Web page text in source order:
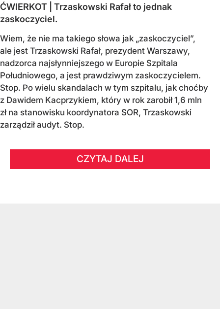
ĆWIERKOT | Trzaskowski Rafał to jednak
zaskoczyciel.
Wiem, że nie ma takiego słowa jak „zaskoczyciel”,
ale jest Trzaskowski Rafał, prezydent Warszawy,
nadzorca najsłynniejszego w Europie Szpitala
Południowego, a jest prawdziwym zaskoczycielem.
Stop. Po wielu skandalach w tym szpitalu, jak choćby
z Dawidem Kacprzykiem, który w rok zarobił 1,6 mln
zł na stanowisku koordynatora SOR, Trzaskowski
zarządził audyt. Stop.
CZYTAJ DALEJ